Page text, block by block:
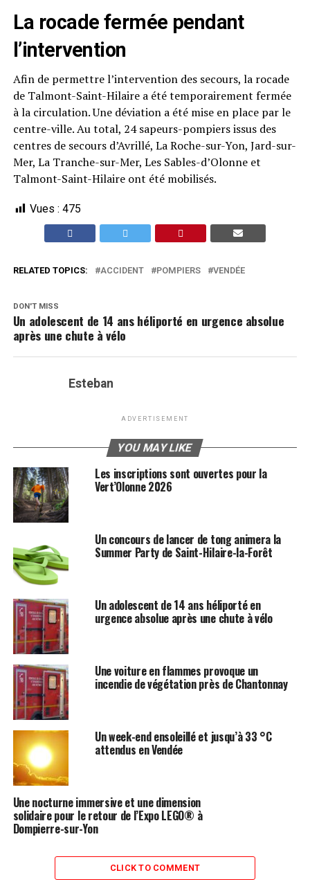
La rocade fermée pendant
l’intervention
Afin de permettre l’intervention des secours, la rocade
de Talmont-Saint-Hilaire a été temporairement fermée
à la circulation. Une déviation a été mise en place par le
centre-ville. Au total, 24 sapeurs-pompiers issus des
centres de secours d’Avrillé, La Roche-sur-Yon, Jard-sur-
Mer, La Tranche-sur-Mer, Les Sables-d’Olonne et
Talmont-Saint-Hilaire ont été mobilisés.
Vues : 475
RELATED TOPICS: ACCIDENT POMPIERS VENDÉE
DON'T MISS
Un adolescent de 14 ans héliporté en urgence absolue
après une chute à vélo
Esteban
ADVERTISEMENT
YOU MAY LIKE
Les inscriptions sont ouvertes pour la
Vert’Olonne 2026
Un concours de lancer de tong animera la
Summer Party de Saint-Hilaire-la-Forêt
Un adolescent de 14 ans héliporté en
urgence absolue après une chute à vélo
Une voiture en flammes provoque un
incendie de végétation près de Chantonnay
Un week-end ensoleillé et jusqu’à 33 °C
attendus en Vendée
Une nocturne immersive et une dimension
solidaire pour le retour de l’Expo LEGO® à
Dompierre-sur-Yon
CLICK TO COMMENT